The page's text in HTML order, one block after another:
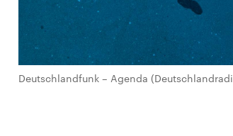
Deutschlandfunk – Agenda